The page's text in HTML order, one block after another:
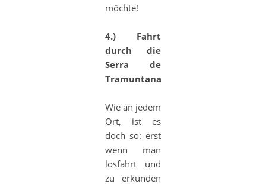
möchte!
4.) Fahrt
durch die
Serra de
Tramuntana:
Wie an jedem
Ort, ist es
doch so: erst
wenn man
losfährt und
zu erkunden